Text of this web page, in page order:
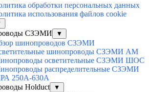
обработки персональных данных
использования файлов cookie
СЗЭМИ ▼
шинопроводов СЗЭМИ
шинопроводы СЗЭМИ АМ
осветительные СЗЭМИ ШОС
распределительные СЗЭМИ
250А-630А
Holduct
▼